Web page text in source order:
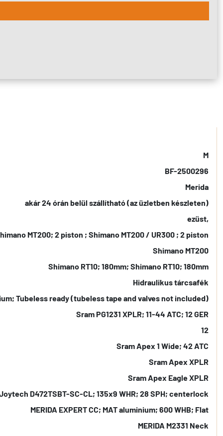
M
BF-2500296
Merida
akár 24 órán belül szállítható (az üzletben készleten)
ezüst,
MT200; 2 piston ; Shimano MT200 / UR300 ; 2 piston
Shimano MT200
Shimano RT10; 180mm; Shimano RT10; 180mm
Hidraulikus tárcsafék
Tubeless ready (tubeless tape and valves not included)
Sram PG1231 XPLR; 11-44 ATC; 12 GER
12
Sram Apex 1 Wide; 42 ATC
Sram Apex XPLR
Sram Apex Eagle XPLR
D472TSBT-SC-CL; 135x9 WHR; 28 SPH; centerlock
MERIDA EXPERT CC; MAT aluminium; 600 WHB; Flat
MERIDA M2331 Neck